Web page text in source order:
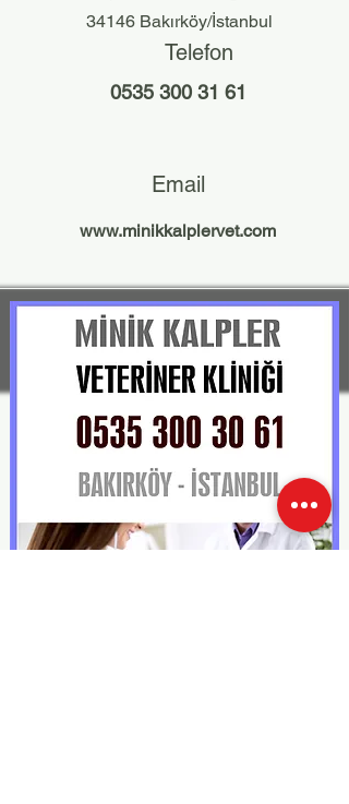
34146 Bakırköy/İstanbul
Telefon
0535 300 31 61
Email
www.minikkalplervet.com